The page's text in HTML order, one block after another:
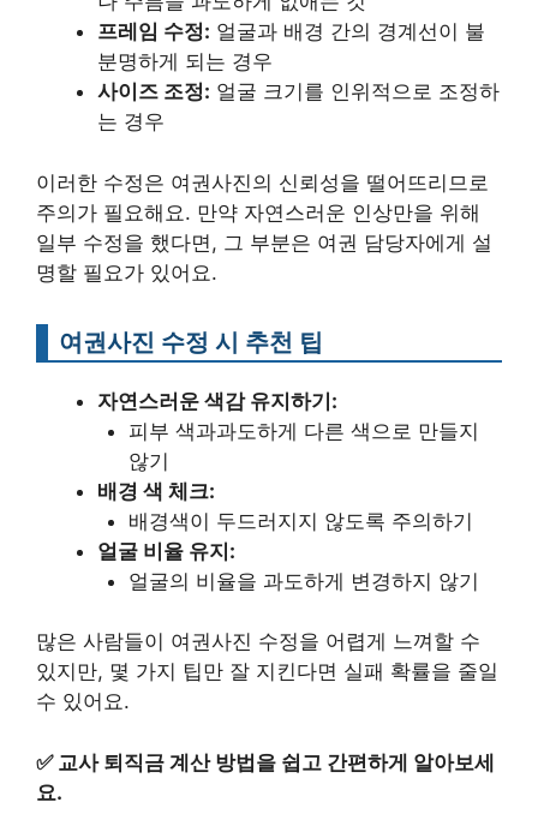
프레임 수정: 얼굴과 배경 간의 경계선이 불
분명하게 되는 경우
사이즈 조정: 얼굴 크기를 인위적으로 조정하
는 경우
이러한 수정은 여권사진의 신뢰성을 떨어뜨리므로
주의가 필요해요. 만약 자연스러운 인상만을 위해
일부 수정을 했다면, 그 부분은 여권 담당자에게 설
명할 필요가 있어요.
여권사진 수정 시 추천 팁
자연스러운 색감 유지하기:
피부 색과과도하게 다른 색으로 만들지
않기
배경 색 체크:
배경색이 두드러지지 않도록 주의하기
얼굴 비율 유지:
얼굴의 비율을 과도하게 변경하지 않기
많은 사람들이 여권사진 수정을 어렵게 느껴할 수
있지만, 몇 가지 팁만 잘 지킨다면 실패 확률을 줄일
수 있어요.
✅ 교사 퇴직금 계산 방법을 쉽고 간편하게 알아보세
요.